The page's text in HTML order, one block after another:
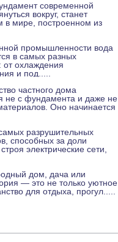
современной
вокруг, станет
в мире, построенном из
промышленности вода
в самых разных
от охлаждения
и под
частного дома
не с фундамента и даже не
Оно начинается
разрушительных
способных за доли
электрические сети,
дом, дача или
— это не только уютное
для отдыха, прогул